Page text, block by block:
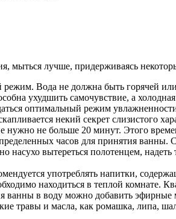
мыться лучше, придерживаясь
Вода не должна быть горячей
ухудшить самочувствие, а
оптимальный режим
некий секрет слизистого
нужно не больше 20 минут. Этого
часов для принятия
насухо вытереться полотенцем,
употреблять напитки,
находиться в теплой комнате.
в воду можно добавить эфирные
травы и масла, как ромашка,